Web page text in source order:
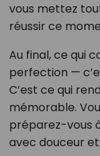
vous mettez
réussir ce
Au final, ce qui
perfection —
C’est ce qui
mémorable.
préparez-vous
avec douceur